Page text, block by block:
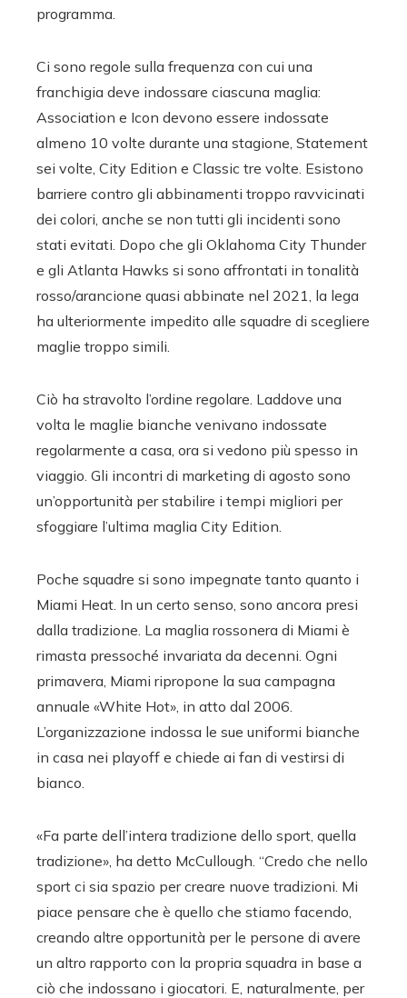
programma.
Ci sono regole sulla frequenza con cui una
franchigia deve indossare ciascuna maglia:
Association e Icon devono essere indossate
almeno 10 volte durante una stagione, Statement
sei volte, City Edition e Classic tre volte. Esistono
barriere contro gli abbinamenti troppo ravvicinati
dei colori, anche se non tutti gli incidenti sono
stati evitati. Dopo che gli Oklahoma City Thunder
e gli Atlanta Hawks si sono affrontati in tonalità
rosso/arancione quasi abbinate nel 2021, la lega
ha ulteriormente impedito alle squadre di scegliere
maglie troppo simili.
Ciò ha stravolto l’ordine regolare. Laddove una
volta le maglie bianche venivano indossate
regolarmente a casa, ora si vedono più spesso in
viaggio. Gli incontri di marketing di agosto sono
un’opportunità per stabilire i tempi migliori per
sfoggiare l’ultima maglia City Edition.
Poche squadre si sono impegnate tanto quanto i
Miami Heat. In un certo senso, sono ancora presi
dalla tradizione. La maglia rossonera di Miami è
rimasta pressoché invariata da decenni. Ogni
primavera, Miami ripropone la sua campagna
annuale «White Hot», in atto dal 2006.
L’organizzazione indossa le sue uniformi bianche
in casa nei playoff e chiede ai fan di vestirsi di
bianco.
«Fa parte dell’intera tradizione dello sport, quella
tradizione», ha detto McCullough. “Credo che nello
sport ci sia spazio per creare nuove tradizioni. Mi
piace pensare che è quello che stiamo facendo,
creando altre opportunità per le persone di avere
un altro rapporto con la propria squadra in base a
ciò che indossano i giocatori. E, naturalmente, per